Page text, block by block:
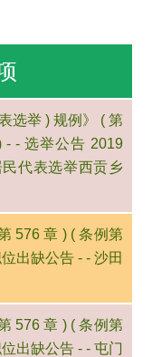
选举 ) 规例》 ( 第
- - 选举公告 2019
代表选举西贡乡
576 章 ) ( 条例第
出缺公告 - - 沙田
576 章 ) ( 条例第
出缺公告 - - 屯门